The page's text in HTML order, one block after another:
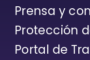
Prensa y
Protección
Portal de